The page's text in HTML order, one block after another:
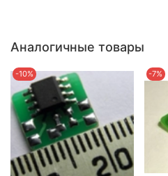
Аналогичные товары
-10% -7%